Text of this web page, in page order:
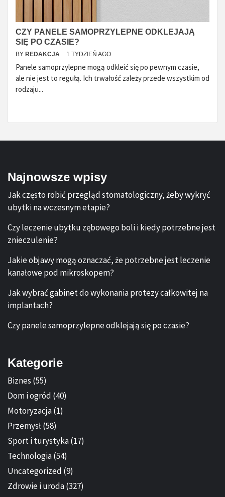
CZY PANELE SAMOPRZYLEPNE ODKLEJAJĄ
SIĘ PO CZASIE?
BY REDAKCJA 1 TYDZIEŃ AGO
Panele samoprzylepne mogą odkleić się po pewnym czasie,
ale nie jest to regułą. Ich trwałość zależy przede wszystkim od
rodzaju...
Najnowsze wpisy
Jak często robić przegląd stomatologiczny, żeby wykryć
ubytki na wczesnym etapie?
Czy leczenie ubytku zębowego boli i kiedy potrzebne jest
znieczulenie?
Jakie objawy mogą oznaczać, że potrzebne jest leczenie
kanałowe pod mikroskopem?
Jak wybrać gabinet do wykonania protezy całkowitej na
implantach?
Czy panele samoprzylepne odklejają się po czasie?
Kategorie
Biznes (55)
Dom i ogród (40)
Motoryzacja(1)
Przemysł(58)
Sport i turystyka(17)
Technologia(54)
Uncategorized (9)
Zdrowie i uroda(327)